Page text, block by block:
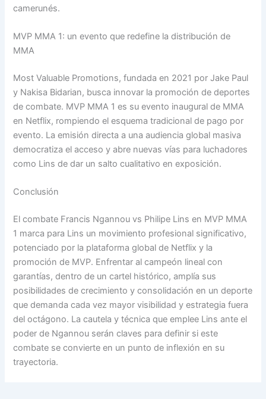
camerunés.
MVP MMA 1: un evento que redefine la distribución de
MMA
Most Valuable Promotions, fundada en 2021 por Jake Paul
y Nakisa Bidarian, busca innovar la promoción de deportes
de combate. MVP MMA 1 es su evento inaugural de MMA
en Netflix, rompiendo el esquema tradicional de pago por
evento. La emisión directa a una audiencia global masiva
democratiza el acceso y abre nuevas vías para luchadores
como Lins de dar un salto cualitativo en exposición.
Conclusión
El combate Francis Ngannou vs Philipe Lins en MVP MMA
1 marca para Lins un movimiento profesional significativo,
potenciado por la plataforma global de Netflix y la
promoción de MVP. Enfrentar al campeón lineal con
garantías, dentro de un cartel histórico, amplía sus
posibilidades de crecimiento y consolidación en un deporte
que demanda cada vez mayor visibilidad y estrategia fuera
del octágono. La cautela y técnica que emplee Lins ante el
poder de Ngannou serán claves para definir si este
combate se convierte en un punto de inflexión en su
trayectoria.